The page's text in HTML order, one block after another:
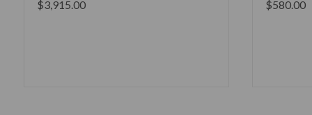
$3,915.00 $580.00